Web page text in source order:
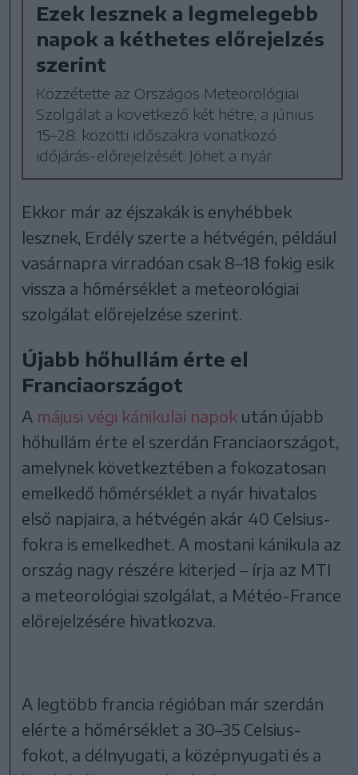
Ezek lesznek a legmelegebb
napok a kéthetes előrejelzés
szerint
Közzétette az Országos Meteorológiai
Szolgálat a következő két hétre, a június
15–28. közötti időszakra vonatkozó
időjárás-előrejelzését. Jöhet a nyár.
Ekkor már az éjszakák is enyhébbek
lesznek, Erdély szerte a hétvégén, például
vasárnapra virradóan csak 8–18 fokig esik
vissza a hőmérséklet a meteorológiai
szolgálat előrejelzése szerint.
Újabb hőhullám érte el
Franciaországot
A májusi végi kánikulai napok után újabb
hőhullám érte el szerdán Franciaországot,
amelynek következtében a fokozatosan
emelkedő hőmérséklet a nyár hivatalos
első napjaira, a hétvégén akár 40 Celsius-
fokra is emelkedhet. A mostani kánikula az
ország nagy részére kiterjed – írja az MTI
a meteorológiai szolgálat, a Météo-France
előrejelzésére hivatkozva.
A legtöbb francia régióban már szerdán
elérte a hőmérséklet a 30–35 Celsius-
fokot, a délnyugati, a középnyugati és a